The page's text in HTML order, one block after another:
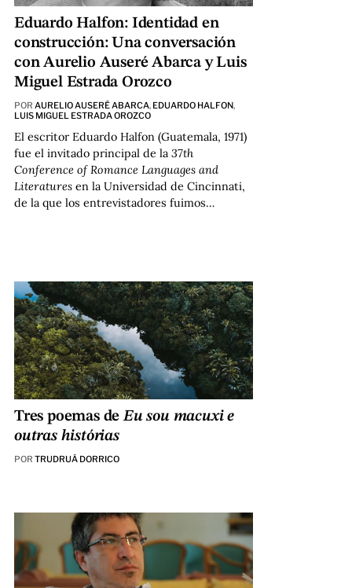
Eduardo Halfon: Identidad en
construcción: Una conversación
con Aurelio Auseré Abarca y Luis
Miguel Estrada Orozco
POR AURELIO AUSERÉ ABARCA, EDUARDO HALFON,
LUIS MIGUEL ESTRADA OROZCO
El escritor Eduardo Halfon (Guatemala, 1971)
fue el invitado principal de la 37th
Conference of Romance Languages and
Literaturesen la Universidad de Cincinnati,
de la que los entrevistadores fuimos…
Tres poemas deEu sou macuxi e
outras histórias
POR TRUDRUÁ DORRICO